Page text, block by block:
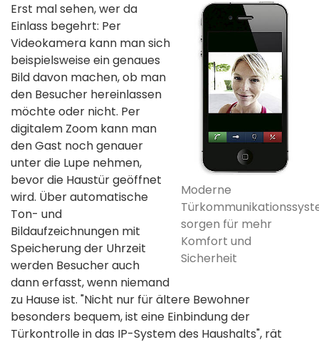
Moderne
sorgen für mehr
Komfort und
Sicherheit
Erst mal sehen, wer da
Einlass begehrt: Per
Videokamera kann man sich
beispielsweise ein genaues
Bild davon machen, ob man
den Besucher hereinlassen
möchte oder nicht. Per
digitalem Zoom kann man
den Gast noch genauer
unter die Lupe nehmen,
bevor die Haustür geöffnet
wird. Über automatische
Ton- und
Bildaufzeichnungen mit
Speicherung der Uhrzeit
werden Besucher auch
dann erfasst, wenn niemand
zu Hause ist. "Nicht nur für ältere Bewohner
besonders bequem, ist eine Einbindung der
Türkontrolle in das IP-System des Haushalts", rät